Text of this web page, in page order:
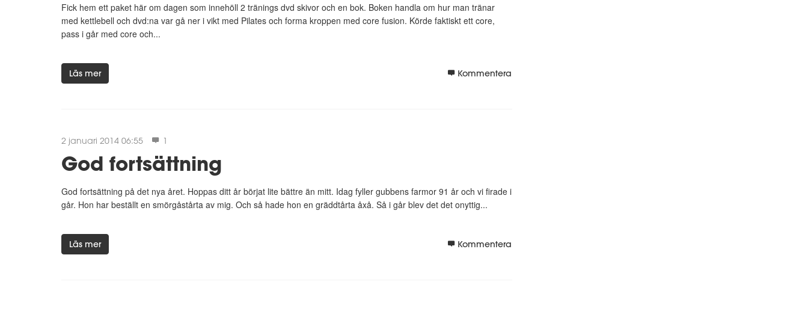
Fick hem ett paket här om dagen som innehöll 2 tränings dvd skivor och en bok. Boken handla om hur man tränar
med kettlebell och dvd:na var gå ner i vikt med Pilates och forma kroppen med core fusion. Körde faktiskt ett core,
pass i går med core och...
Läs mer Kommentera
2 januari 2014 06:55 1
God fortsättning
God fortsättning på det nya året. Hoppas ditt år börjat lite bättre än mitt. Idag fyller gubbens farmor 91 år och vi firade i
går. Hon har beställt en smörgåstårta av mig. Och så hade hon en gräddtårta åxå. Så i går blev det det onyttig...
Läs mer Kommentera